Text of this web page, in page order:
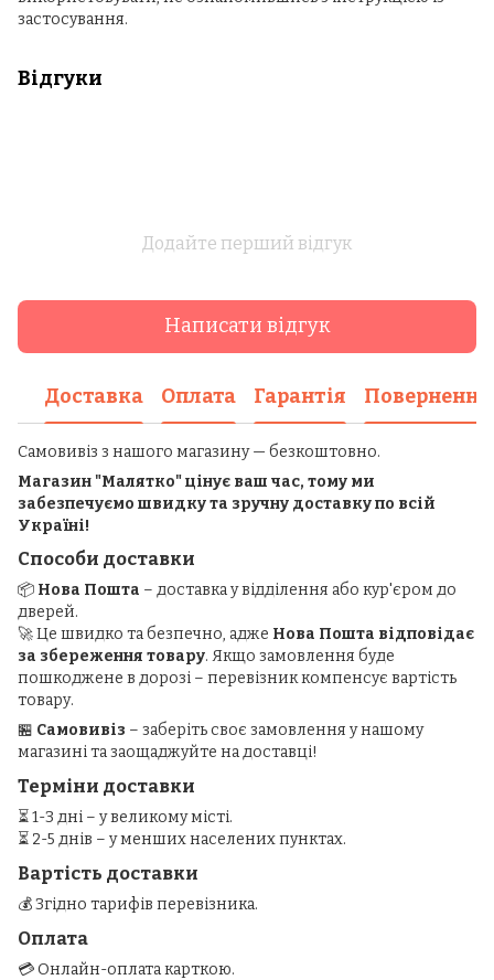
застосування.
Відгуки
Додайте перший відгук
Написати відгук
Доставка Оплата Гарантія Повернення
Самовивіз з нашого магазину — безкоштовно.
Магазин "Малятко" цінує ваш час, тому ми
забезпечуємо швидку та зручну доставку по всій
Україні!
Способи доставки
📦 Нова Пошта – доставка у відділення або кур'єром до
дверей.
🚀 Це швидко та безпечно, адже Нова Пошта відповідає
за збереження товару. Якщо замовлення буде
пошкоджене в дорозі – перевізник компенсує вартість
товару.
🏪 Самовивіз – заберіть своє замовлення у нашому
магазині та заощаджуйте на доставці!
Терміни доставки
⏳ 1-3 дні – у великому місті.
⏳ 2-5 днів – у менших населених пунктах.
Вартість доставки
💰 Згідно тарифів перевізника.
Оплата
💳 Онлайн-оплата карткою.